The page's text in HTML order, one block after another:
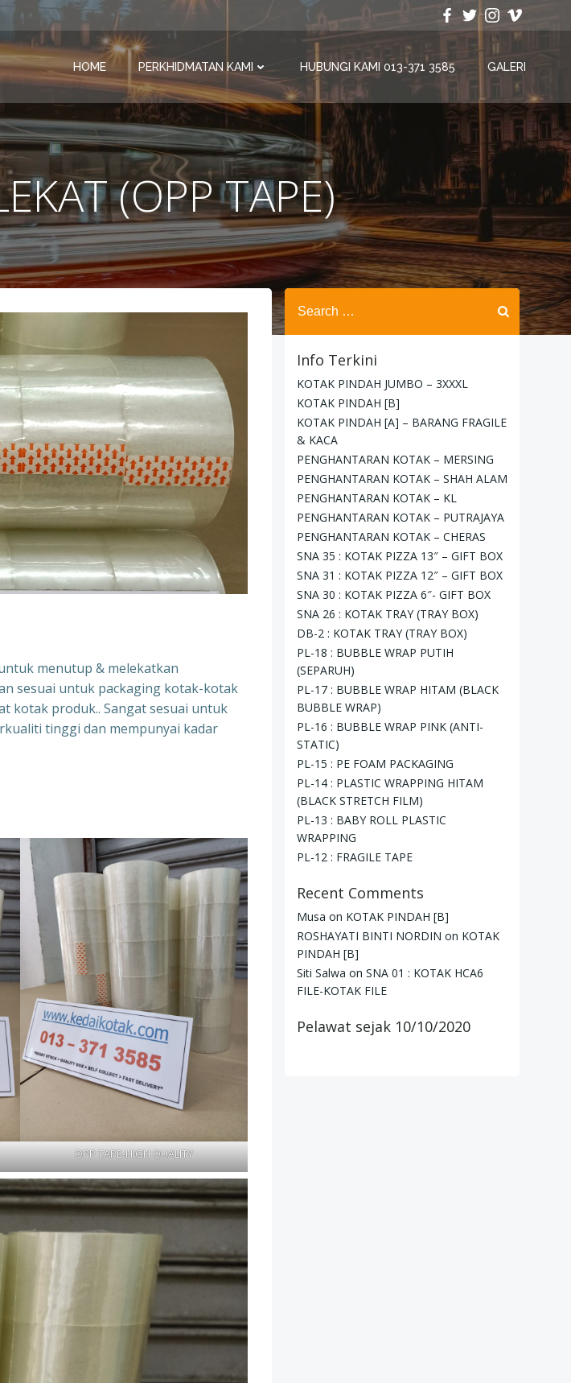
HOME PERKHIDMATAN KAMI HUBUNGI KAMI 013-371 3585 GALERI
(OPP TAPE)
menutup & melekatkan
sesuai untuk packaging kotak-kotak
kotak produk.. Sangat sesuai untuk
tinggi dan mempunyai kadar
OPP TAPE-HIGH QUALITY
Search
for:
Info Terkini
KOTAK PINDAH JUMBO – 3XXXL
KOTAK PINDAH [B]
KOTAK PINDAH [A] – BARANG FRAGILE
& KACA
PENGHANTARAN KOTAK – MERSING
PENGHANTARAN KOTAK – SHAH ALAM
PENGHANTARAN KOTAK – KL
PENGHANTARAN KOTAK – PUTRAJAYA
PENGHANTARAN KOTAK – CHERAS
SNA 35 : KOTAK PIZZA 13″ – GIFT BOX
SNA 31 : KOTAK PIZZA 12″ – GIFT BOX
SNA 30 : KOTAK PIZZA 6″- GIFT BOX
SNA 26 : KOTAK TRAY (TRAY BOX)
DB-2 : KOTAK TRAY (TRAY BOX)
PL-18 : BUBBLE WRAP PUTIH
(SEPARUH)
PL-17 : BUBBLE WRAP HITAM (BLACK
BUBBLE WRAP)
PL-16 : BUBBLE WRAP PINK (ANTI-
STATIC)
PL-15 : PE FOAM PACKAGING
PL-14 : PLASTIC WRAPPING HITAM
(BLACK STRETCH FILM)
PL-13 : BABY ROLL PLASTIC
WRAPPING
PL-12 : FRAGILE TAPE
Recent Comments
Musa on KOTAK PINDAH [B]
ROSHAYATI BINTI NORDIN on KOTAK
PINDAH [B]
Siti Salwa on SNA 01 : KOTAK HCA6
FILE-KOTAK FILE
Pelawat sejak 10/10/2020